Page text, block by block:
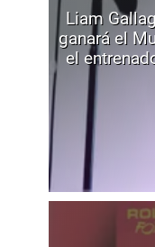
Liam
ganará el
el